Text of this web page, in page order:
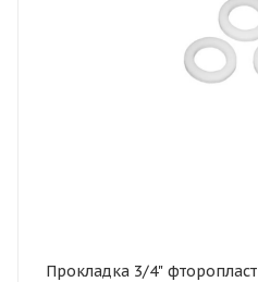
Прокладка 3/4" фторопласт